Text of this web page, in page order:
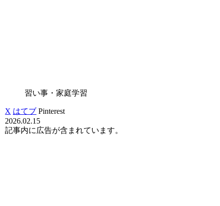
習い事・家庭学習
X はてブ Pinterest
2026.02.15
記事内に広告が含まれています。